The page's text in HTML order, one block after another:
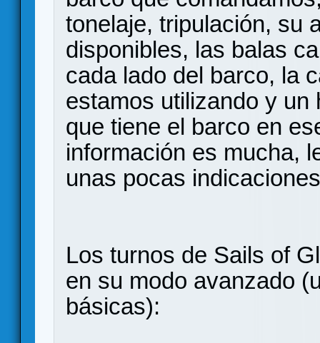
tonelaje, tripulación, su
disponibles, las balas
cada lado del barco, la
estamos utilizando y
que tiene el barco en
información es mucha,
unas pocas
Los turnos de Sails of
en su modo avanzado
básicas):